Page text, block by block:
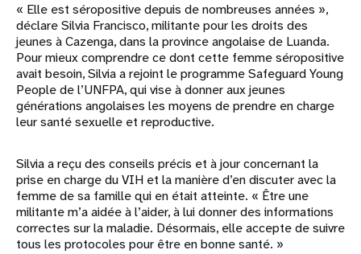
« Elle est séropositive depuis de nombreuses années »,
déclare Silvia Francisco, militante pour les droits des
jeunes à Cazenga, dans la province angolaise de Luanda.
Pour mieux comprendre ce dont cette femme séropositive
avait besoin, Silvia a rejoint le programme Safeguard Young
People de l’UNFPA, qui vise à donner aux jeunes
générations angolaises les moyens de prendre en charge
leur santé sexuelle et reproductive.
Silvia a reçu des conseils précis et à jour concernant la
prise en charge du VIH et la manière d’en discuter avec la
femme de sa famille qui en était atteinte. « Être une
militante m’a aidée à l’aider, à lui donner des informations
correctes sur la maladie. Désormais, elle accepte de suivre
tous les protocoles pour être en bonne santé. »